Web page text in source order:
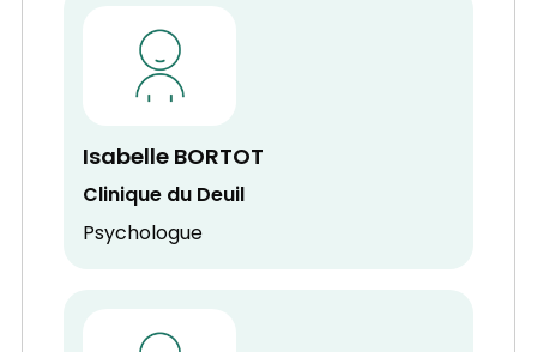
Isabelle BORTOT
Clinique du Deuil
Psychologue